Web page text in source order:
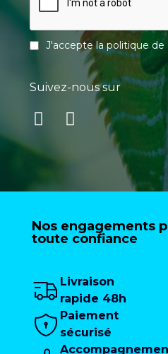
J'accepte lapolitique de
Suivez-nous sur
Nos engagements
toute confiance
Livraison
rapide 48h
Paiement
sécurisé